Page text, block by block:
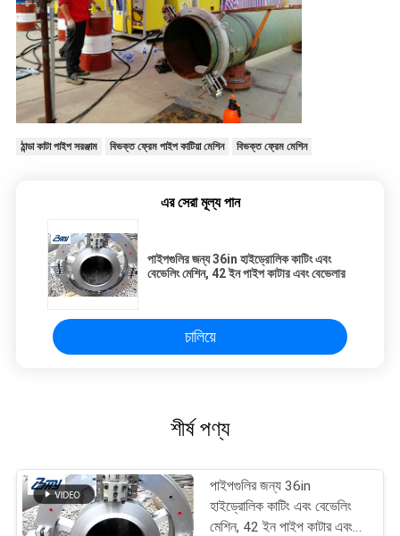
ঠান্ডা কাটা পাইপ সরঞ্জাম বিভক্ত ফ্রেম পাইপ কাটিয়া মেশিন বিভক্ত ফ্রেম মেশিন
এর সেরা মূল্য পান
পাইপগুলির জন্য 36in হাইড্রোলিক কাটিং এবং
বেভেলিং মেশিন, 42 ইন পাইপ কাটার এবং বেভেলার
চালিয়ে
শীর্ষ পণ্য
পাইপগুলির জন্য 36in
হাইড্রোলিক কাটিং এবং বেভেলিং
মেশিন, 42 ইন পাইপ কাটার এবং